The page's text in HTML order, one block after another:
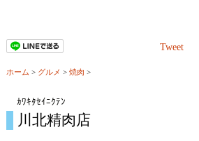
Tweet
ホーム > グルメ > 焼肉 >
ｶﾜｷﾀｾｲﾆｸﾃﾝ
川北精肉店